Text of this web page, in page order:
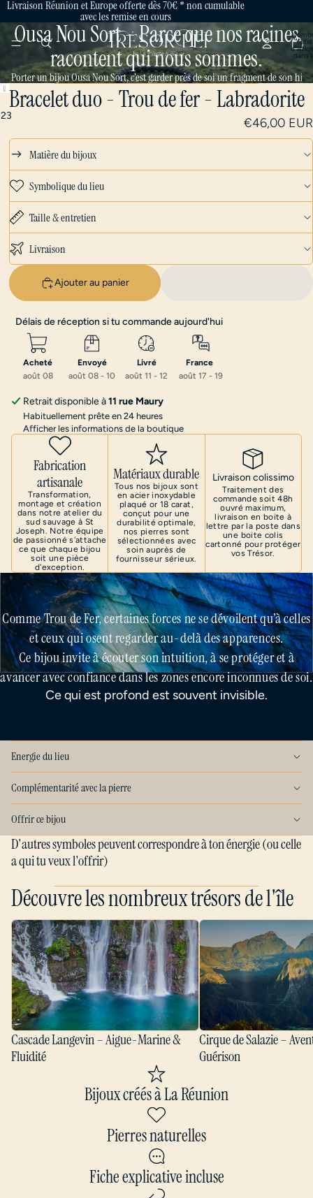
Livraison Réunion et Europe offerte dès 70€ * non cumulable
avec les remise en cours
total
dans
Ousa Nou Sort – Parce que nos racines
racontent qui nous sommes.
Porter un bijou Ousa Nou Sort, c’est garder près de soi un fragment de son
23
Bracelet duo - Trou de fer - Labradorite
€46,00 EUR
Matière du bijoux
Symbolique du lieu
Taille & entretien
Livraison
Ajouter au panier
Délais de réception si tu commande aujourd'hui
Acheté
août 08
Envoyé
août 08 - 10
Livré
août 11 - 12
France
août 17 - 19
Retrait disponible à11 rue Maury
Habituellement prête en 24 heures
Afficher les informations de la boutique
Fabrication
artisanale
Transformation,
montage et création
dans notre atelier du
sud sauvage à St
Joseph. Notre équipe
de passionné s'attache
ce que chaque bijou
soit une pièce
d'exception.
Matériaux durable
Tous nos bijoux sont
en acier inoxydable
plaqué or 18 carat,
conçut pour une
durabilité optimale,
nos pierres sont
sélectionnées avec
soin auprès de
fournisseur sérieux.
Livraison colissimo
Traitement des
commande soit 48h
ouvré maximum,
livraison en boite à
lettre par la poste dans
une boite colis
cartonné pour protéger
vos Trésor.
Comme Trou de Fer, certaines forces ne se dévoilent qu’à celles
et ceux qui osent regarder au-delà des apparences.
Ce bijou invite à écouter son intuition, à se protéger et à
avancer avec confiance dans les zones encore inconnues de soi.
Ce qui est profond est souvent invisible.
Energie du lieu
Complémentarité avec la pierre
Offrir ce bijou
D'autres symboles peuvent correspondre à ton énergie (ou celle
a qui tu veux l'offrir)
Découvre les nombreux trésors de l'île
Cascade Langevin – Aigue-Marine &
Fluidité
Cascade Langevin – Aigue-Marine &
Fluidité
Cirque de Salazie –
Guérison
Cirque de Salazie –
Guérison
Bijoux créés à La Réunion
Pierres naturelles
Fiche explicative incluse